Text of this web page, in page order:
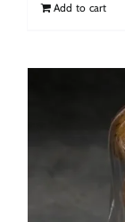
Add to cart